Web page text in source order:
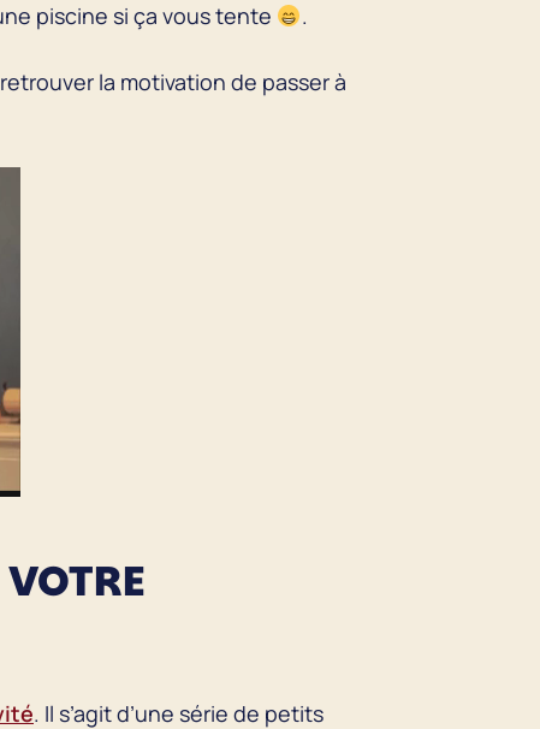
piscine si ça vous tente
.
la motivation de passer à
. Il s’agit d’une série de petits